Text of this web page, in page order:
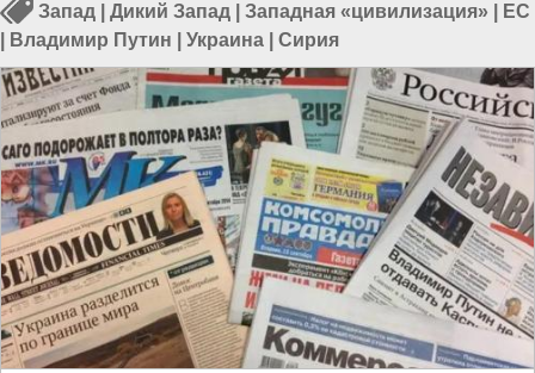
Запад Дикий Запад Западная «цивилизация»
ЕС
Владимир Путин Украина Сирия